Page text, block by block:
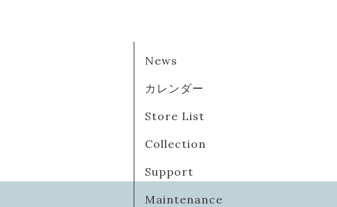
News
カレンダー
Store List
Collection
Support
Maintenance